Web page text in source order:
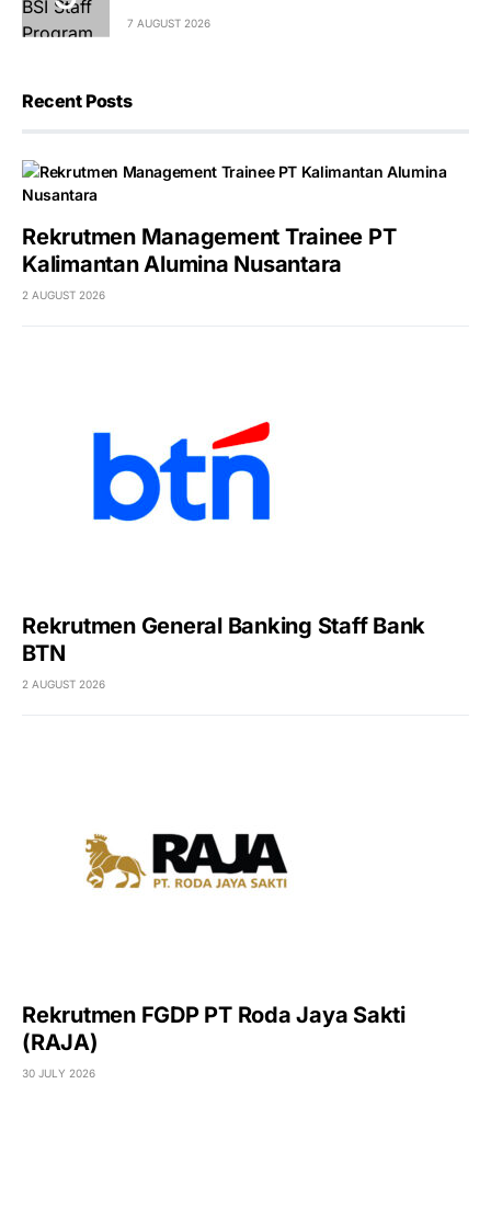
7 AUGUST 2026
Recent Posts
Rekrutmen Management Trainee PT
Kalimantan Alumina Nusantara
2 AUGUST 2026
Rekrutmen General Banking Staff Bank
BTN
2 AUGUST 2026
Rekrutmen FGDP PT Roda Jaya Sakti
(RAJA)
30 JULY 2026